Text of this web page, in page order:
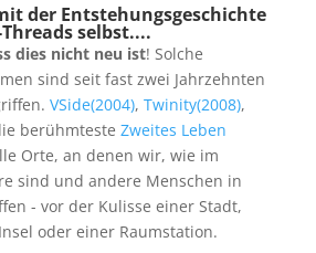
der Entstehungsgeschichte
selbst....
dies nicht neu ist! Solche
sind seit fast zwei Jahrzehnten
VSide(2004), Twinity(2008),
berühmteste Zweites Leben
Orte, an denen wir, wie im
sind und andere Menschen in
- vor der Kulisse einer Stadt,
oder einer Raumstation.